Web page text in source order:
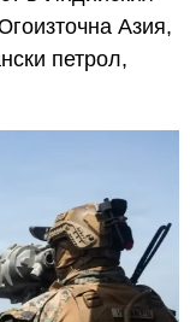
Азия,
петрол,